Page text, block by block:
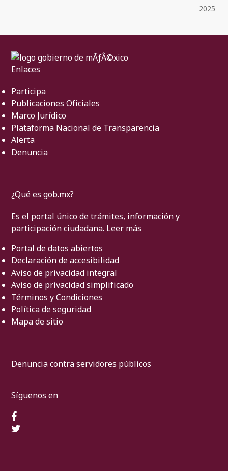
2025
Enlaces
Participa
Publicaciones Oficiales
Marco Jurídico
Plataforma Nacional de Transparencia
Alerta
Denuncia
¿Qué es gob.mx?
Es el portal único de trámites, información y
participación ciudadana. Leer más
Portal de datos abiertos
Declaración de accesibilidad
Aviso de privacidad integral
Aviso de privacidad simplificado
Términos y Condiciones
Política de seguridad
Mapa de sitio
Denuncia contra servidores públicos
Síguenos en